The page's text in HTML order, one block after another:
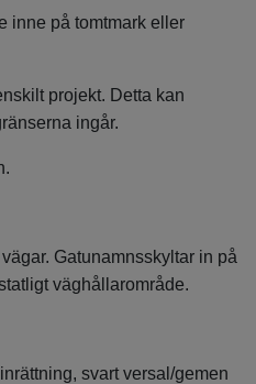
inne på tomtmark eller
projekt. Detta kan
ingår.
Gatunamnsskyltar in på
väghållarområde.
svart versal/gemen